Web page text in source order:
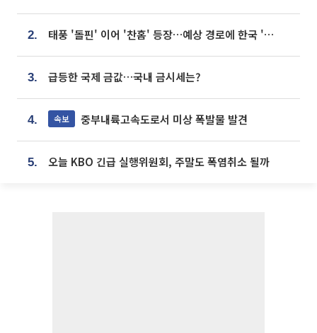
2. 태풍 '돌핀' 이어 '찬홈' 등장…예상 경로에 한국 '한숨'
3. 급등한 국제 금값…국내 금시세는?
4. 속보 중부내륙고속도로서 미상 폭발물 발견
5. 오늘 KBO 긴급 실행위원회, 주말도 폭염취소 될까